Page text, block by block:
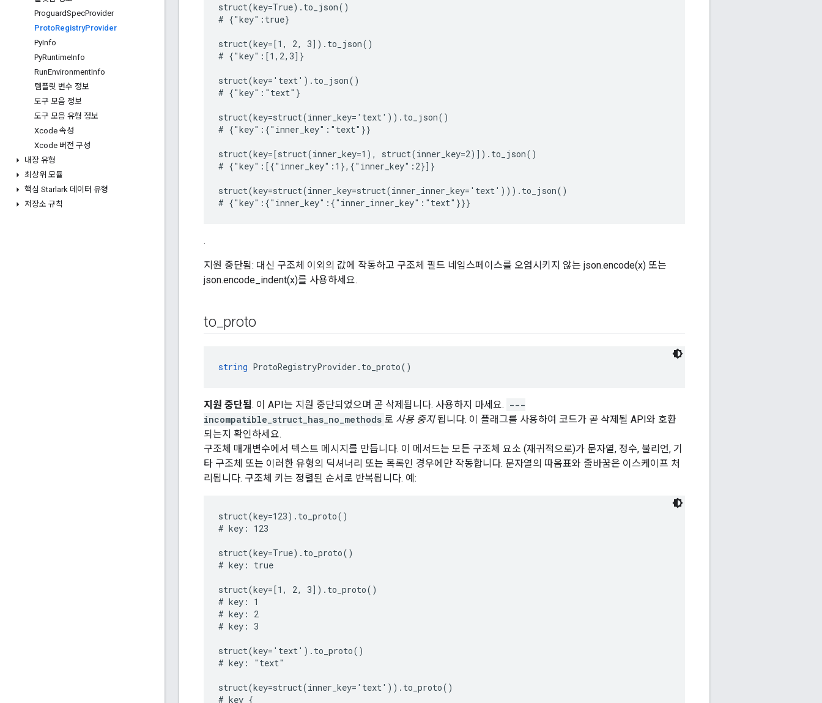
ProguardSpecProvider
ProtoRegistryProvider
PyInfo
PyRuntimeInfo
RunEnvironmentInfo
템플릿 변수 정보
도구 모음 정보
도구 모음 유형 정보
Xcode 속성
Xcode 버전 구성
내장 유형
최상위 모듈
핵심 Starlark 데이터 유형
저장소 규칙
struct(key=True).to_json()
# {"key":true}
struct(key=[1, 2, 3]).to_json()
# {"key":[1,2,3]}
struct(key='text').to_json()
# {"key":"text"}
struct(key=struct(inner_key='text')).to_json()
# {"key":{"inner_key":"text"}}
struct(key=[struct(inner_key=1), struct(inner_key=2)]).to_json()
# {"key":[{"inner_key":1},{"inner_key":2}]}
struct(key=struct(inner_key=struct(inner_inner_key='text'))).to_json()
.
지원 중단됨: 대신 구조체 이외의 값에 작동하고 구조체 필드 네임스페이스를 오염시키지 않는 json.encode(x) 또는
json.encode_indent(x)를 사용하세요.
to proto
string ProtoRegistryProvider.to_proto()
지원 중단됨. 이 API는 지원 중단되었으며 곧 삭제됩니다. 사용하지 마세요. ---
incompatible_struct_has_no_methods 로 사용 중지됩니다. 이 플래그를 사용하여 코드가 곧 삭제될 API와 호환
되는지 확인하세요.
구조체 매개변수에서 텍스트 메시지를 만듭니다. 이 메서드는 모든 구조체 요소 (재귀적으로)가 문자열, 정수, 불리언, 기
타 구조체 또는 이러한 유형의 딕셔너리 또는 목록인 경우에만 작동합니다. 문자열의 따옴표와 줄바꿈은 이스케이프 처
리됩니다. 구조체 키는 정렬된 순서로 반복됩니다. 예:
struct(key=123).to_proto()
# key: 123
struct(key=True).to_proto()
# key: true
struct(key=[1, 2, 3]).to_proto()
# key: 1
# key: 2
# key: 3
struct(key='text').to_proto()
# key: "text"
struct(key=struct(inner_key='text')).to_proto()
# key {